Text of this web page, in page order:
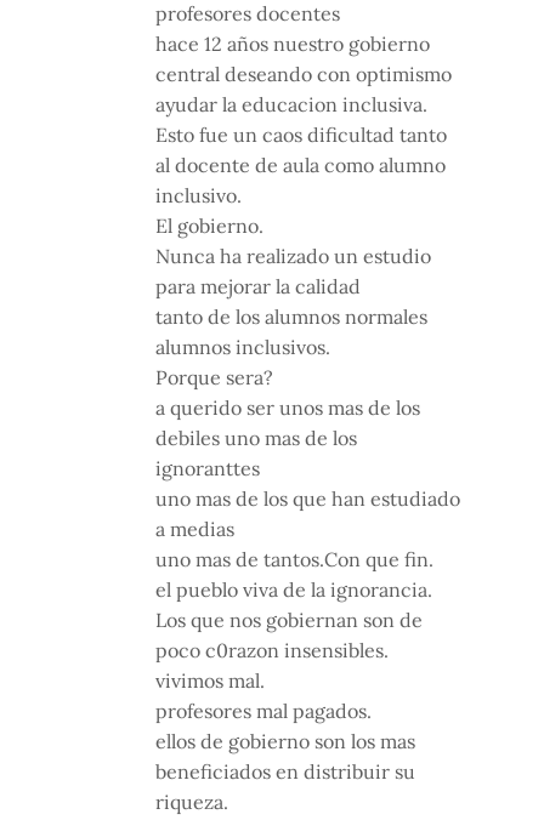
profesores docentes
hace 12 años nuestro gobierno
central deseando con optimismo
ayudar la educacion inclusiva.
Esto fue un caos dificultad tanto
al docente de aula como alumno
inclusivo.
El gobierno.
Nunca ha realizado un estudio
para mejorar la calidad
tanto de los alumnos normales
alumnos inclusivos.
Porque sera?
a querido ser unos mas de los
debiles uno mas de los
ignoranttes
uno mas de los que han estudiado
a medias
uno mas de tantos.Con que fin.
el pueblo viva de la ignorancia.
Los que nos gobiernan son de
poco c0razon insensibles.
vivimos mal.
profesores mal pagados.
ellos de gobierno son los mas
beneficiados en distribuir su
riqueza.